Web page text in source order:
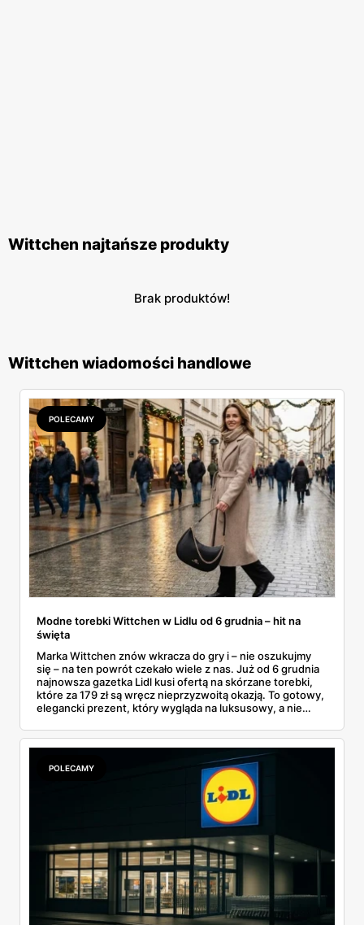
Wittchen najtańsze produkty
Brak produktów!
Wittchen wiadomości handlowe
POLECAMY
Modne torebki Wittchen w Lidlu od 6 grudnia – hit na
święta
Marka Wittchen znów wkracza do gry i – nie oszukujmy
się – na ten powrót czekało wiele z nas. Już od 6 grudnia
najnowsza gazetka Lidl kusi ofertą na skórzane torebki,
które za 179 zł są wręcz nieprzyzwoitą okazją. To gotowy,
elegancki prezent, który wygląda na luksusowy, a nie
od świtu? Moim zdaniem tak, bo te modele znikają
zazwyczaj szybciej niż świeże bułeczki.
POLECAMY